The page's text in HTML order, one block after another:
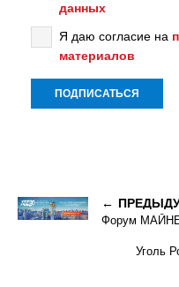
данных
Я даю согласие на
материалов
Форум
Уголь